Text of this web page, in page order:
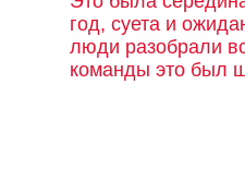
год, суета и
люди разобрали
команды это был